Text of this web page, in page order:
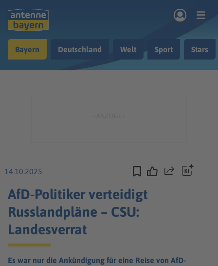
Musik & Radio
Bayern Deutschland Welt Sport Stars
14.10.2025 Teilen
AfD-Politiker verteidigt
Russlandpläne – CSU:
Landesverrat
Es war nur die Ankündigung für eine Reise von AfD-